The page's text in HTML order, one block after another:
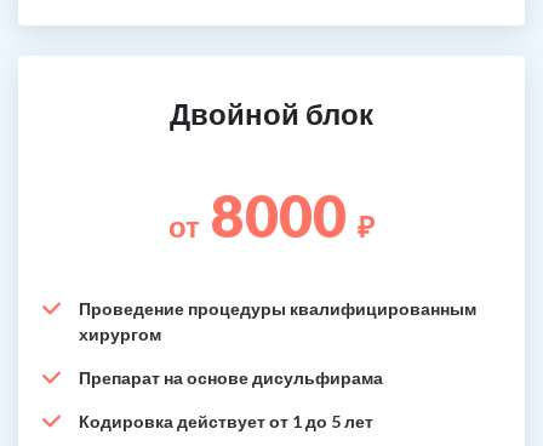
Двойной блок
от 8000 ₽
Проведение процедуры квалифицированным
хирургом
Препарат на основе дисульфирама
Кодировка действует от 1 до 5 лет